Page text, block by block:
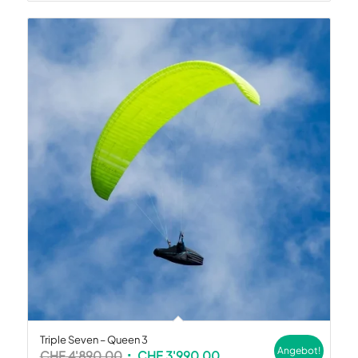
Triple Seven – Queen 3
Ursprünglicher
Aktueller
Angebot!